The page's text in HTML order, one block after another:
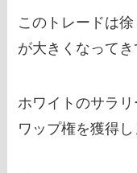
このトレードは
が大きくなってき
ホワイトのサラ
ワップ権を獲得し